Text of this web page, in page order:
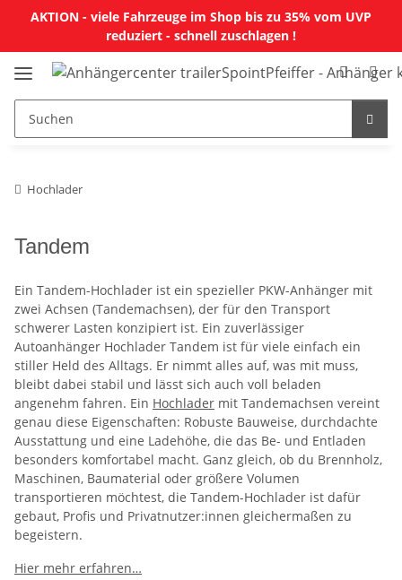
AKTION - viele Fahrzeuge im Shop bis zu 35% vom UVP
reduziert - schnell zuschlagen !
Hochlader
Tandem
Ein Tandem-Hochlader ist ein spezieller PKW-Anhänger mit
zwei Achsen (Tandemachsen), der für den Transport
schwerer Lasten konzipiert ist. Ein zuverlässiger
Autoanhänger Hochlader Tandem ist für viele einfach ein
stiller Held des Alltags. Er nimmt alles auf, was mit muss,
bleibt dabei stabil und lässt sich auch voll beladen
angenehm fahren. Ein Hochlader mit Tandemachsen vereint
genau diese Eigenschaften: Robuste Bauweise, durchdachte
Ausstattung und eine Ladehöhe, die das Be- und Entladen
besonders komfortabel macht. Ganz gleich, ob du Brennholz,
Maschinen, Baumaterial oder größere Volumen
transportieren möchtest, die Tandem-Hochlader ist dafür
gebaut, Profis und Privatnutzer:innen gleichermaßen zu
begeistern.
Hier mehr erfahren…